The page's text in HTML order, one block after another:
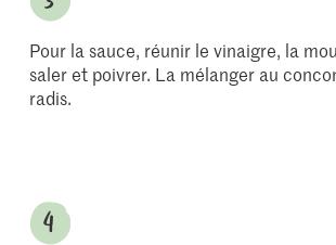
Pour la sauce, réunir le vinaigre, la
saler et poivrer. La mélanger au
radis.